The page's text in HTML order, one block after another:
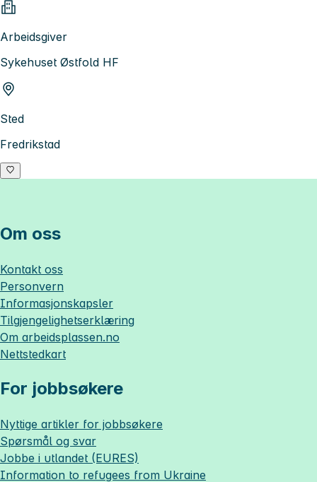
Arbeidsgiver
Sykehuset Østfold HF
Sted
Fredrikstad
Om oss
Kontakt oss
Personvern
Informasjonskapsler
Tilgjengelighetserklæring
Om arbeidsplassen.no
Nettstedkart
For jobbsøkere
Nyttige artikler for jobbsøkere
Spørsmål og svar
Jobbe i utlandet (EURES)
Information to refugees from Ukraine